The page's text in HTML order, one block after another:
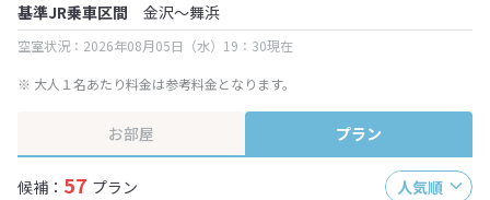
基準JR乗車区間 金沢～舞浜
空室状況：2026年08月05日（水）19：30現在
※ 大人１名あたり料金は参考料金となります。
お部屋 プラン
候補： 57 プラン 人気順